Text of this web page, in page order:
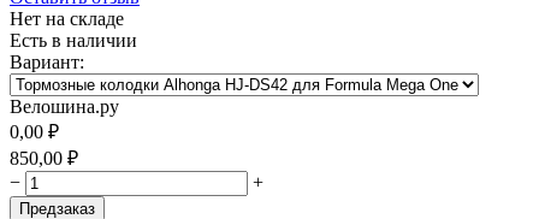
Нет на складе
Есть в наличии
Вариант:
Велошина.ру
0,00 ₽
850,00 ₽
−
+
Предзаказ